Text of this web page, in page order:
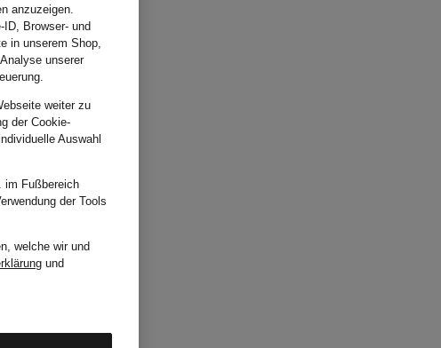
anzuzeigen.
Browser- und
in unserem Shop,
unserer
weiter zu
der Cookie-
Auswahl
im Fußbereich
der Tools
welche wir und
und